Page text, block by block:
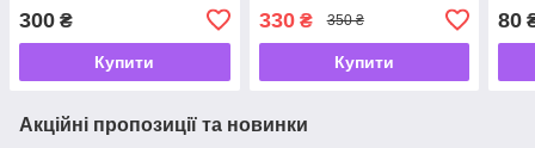
300 ₴
Купити
330₴ 350 ₴
Купити
80
Акційні пропозиції та новинки